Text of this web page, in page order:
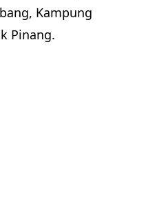
Kampung
Pinang.